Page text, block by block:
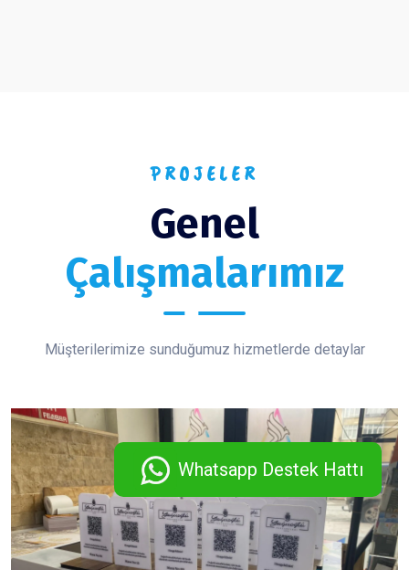
PROJELER
Genel
Çalışmalarımız
Müşterilerimize sunduğumuz hizmetlerde detaylar
Whatsapp Destek Hattı